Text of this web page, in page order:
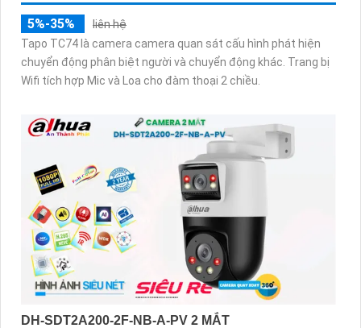
5%-35%
liên hệ
Tapo TC74 là camera camera quan sát cấu hình phát hiện
chuyển động phân biệt người và chuyển động khác. Trang bị
Wifi tích hợp Mic và Loa cho đàm thoại 2 chiều.
DH-SDT2A200-2F-NB-A-PV 2 MẮT